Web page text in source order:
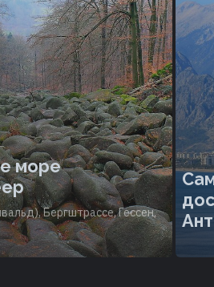
море
Бергштрассе, Гессен,